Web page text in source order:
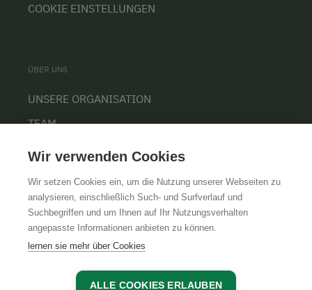
COOKIE EINSTELLUNGEN
ÜBER UNS
UNSERE ORGANISATION
TEAM
AGBIMPRESSUMDATENSCHUTZ
Wir verwenden Cookies
Wir setzen Cookies ein, um die Nutzung unserer Webseiten zu
analysieren, einschließlich Such- und Surfverlauf und
Suchbegriffen und um Ihnen auf Ihr Nutzungsverhalten
angepasste Informationen anbieten zu können.
lernen sie mehr über Cookies
ALLE COOKIES ERLAUBEN